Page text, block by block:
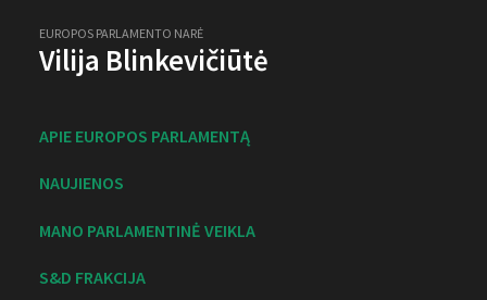
EUROPOS PARLAMENTO NARĖ
Vilija Blinkevičiūtė
APIE EUROPOS PARLAMENTĄ
NAUJIENOS
MANO PARLAMENTINĖ VEIKLA
S&D FRAKCIJA